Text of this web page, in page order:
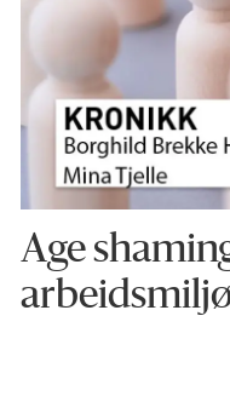
Age